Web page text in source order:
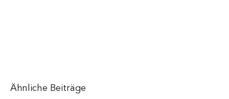
Ähnliche Beiträge